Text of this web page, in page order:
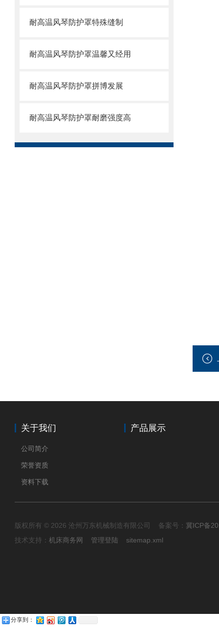
耐高温风琴防护罩特殊缝制
耐高温风琴防护罩温馨又经用
耐高温风琴防护罩拼博发展
耐高温风琴防护罩耐磨强度高
关于我们
公司简介
荣誉资质
资料下载
产品展示
版权所有 © 2026 沧州万东机械制造有限公司 备案号： 冀ICP备
技术支持： 机床商务网 管理登陆 sitemap.xml
分享到：